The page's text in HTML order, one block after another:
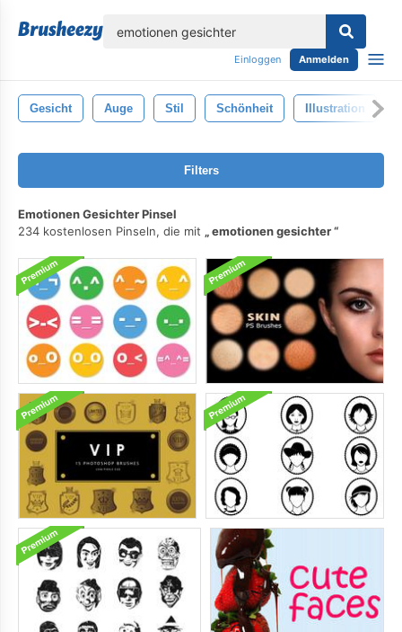
Einloggen Anmelden
Gesicht Auge Stil Schönheit Illustration
Filters
Emotionen Gesichter Pinsel
234 kostenlosen Pinseln, die mit
emotionen gesichter